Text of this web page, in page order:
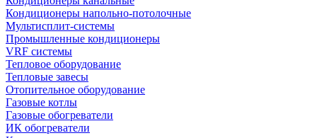
Кондиционеры напольно-потолочные
Мультисплит-системы
Промышленные кондиционеры
VRF системы
Тепловое оборудование
Тепловые завесы
Отопительное оборудование
Газовые котлы
Газовые обогреватели
ИК обогреватели